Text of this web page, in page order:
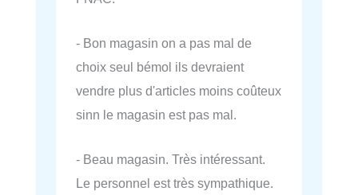
- Bon magasin on a pas mal de
choix seul bémol ils devraient
vendre plus d'articles moins coûteux
sinn le magasin est pas mal.
- Beau magasin. Très intéressant.
Le personnel est très sympathique.